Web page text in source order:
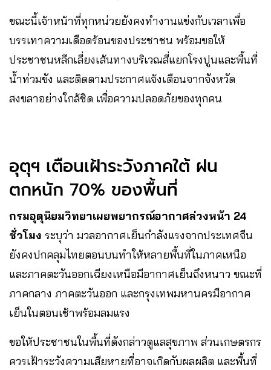
ขณะนี้เจ้าหน้าที่ทุกหน่วยยังคงทำงานแข่งกับเวลาเพื่อ
บรรเทาความเดือดร้อนของประชาชน พร้อมขอให้
ประชาชนหลีกเลี่ยงเส้นทางบริเวณสี่แยกโรงปูนและพื้นที่
น้ำท่วมขัง และติดตามประกาศแจ้งเตือนจากจังหวัด
สงขลาอย่างใกล้ชิด เพื่อความปลอดภัยของทุกคน
อุตุฯ เตือนเฝ้าระวังภาคใต้ ฝน
ตกหนัก 70% ของพื้นที่
กรมอุตุนิยมวิทยาเผยพยากรณ์อากาศล่วงหน้า 24
ชั่วโมง ระบุว่า มวลอากาศเย็นกำลังแรงจากประเทศจีน
ยังคงปกคลุมไทยตอนบนทำให้หลายพื้นที่ในภาคเหนือ
และภาคตะวันออกเฉียงเหนือมีอากาศเย็นถึงหนาว ขณะที่
ภาคกลาง ภาคตะวันออก และกรุงเทพมหานครมีอากาศ
เย็นในตอนเช้าพร้อมลมแรง
ขอให้ประชาชนในพื้นที่ดังกล่าวดูแลสุขภาพ ส่วนเกษตรกร
ควรเฝ้าระวังความเสียหายที่อาจเกิดกับผลผลิต และพื้นที่